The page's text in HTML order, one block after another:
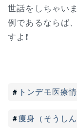
世話をしちゃい
例であるならば
すよ❗
トンデモ医療
痩身（そうしん